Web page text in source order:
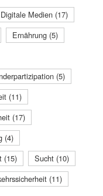
Digitale Medien (17)
Ernährung (5)
(5)
(11)
(17)
(4)
(15)
Sucht (10)
(11)